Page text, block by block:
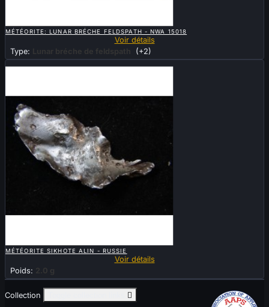
MÉTÉORITE: LUNAR BRÉCHE FELDSPATH - NWA 15018
Voir détails
Type:
Lunar bréche de feldspath (+2)
Vendu
MÉTÉORITE SIKHOTE ALIN - RUSSIE
Voir détails
Poids:
2.0 g
Collection 